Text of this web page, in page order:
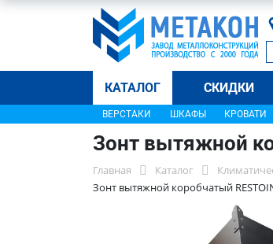
КАТАЛОГ СКИДКИ
ВЕРСТАКИ ШКАФЫ КРОВАТИ
Зонт вытяжной
Главная Каталог
Зонт вытяжной коробчатый